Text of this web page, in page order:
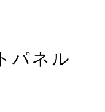
パネル